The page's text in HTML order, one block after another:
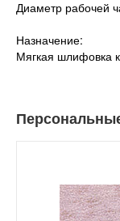
Диаметр рабочей
Назначение:
Мягкая шлифовка